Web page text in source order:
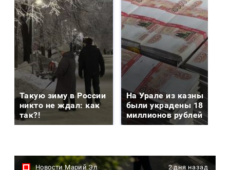
Такую зиму в России
никто не ждал: как
так?!
На Урале из казны
были украдены 18
миллионов рублей
Новости Марий Эл 2 дня назад